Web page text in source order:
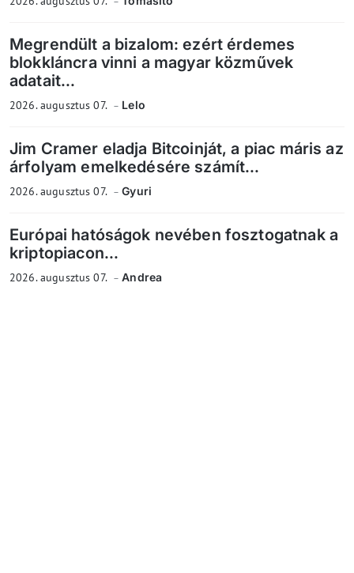
Megrendült a bizalom: ezért érdemes
blokkláncra vinni a magyar közművek
adatait...
2026. augusztus 07. Lelo
Jim Cramer eladja Bitcoinját, a piac máris az
árfolyam emelkedésére számít...
2026. augusztus 07. Gyuri
Európai hatóságok nevében fosztogatnak a
kriptopiacon...
2026. augusztus 07. Andrea